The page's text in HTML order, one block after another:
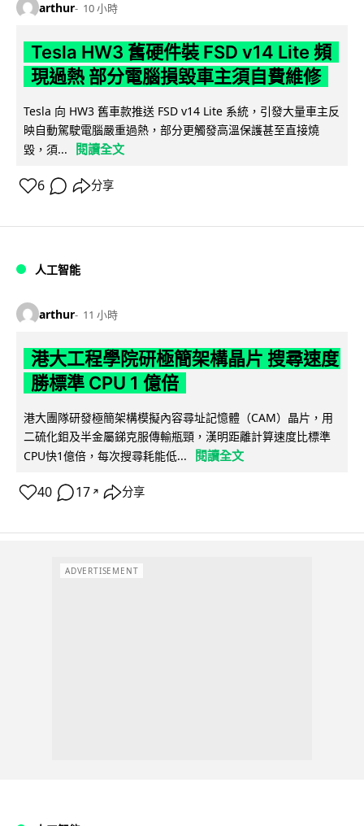
arthur 10 小時
Tesla HW3 舊硬件裝 FSD v14 Lite 頻
現過熱 部分電腦損毀車主須自費維修
Tesla 向 HW3 舊車款推送 FSD v14 Lite 系統，引發大量車主反
映自動駕駛電腦嚴重過熱，部分更觸發高溫保護甚至直接燒
毀，須...
閱讀全文
6 分享
人工智能
arthur 11 小時
港大工程學院研極簡架構晶片 搜尋速度
勝標準 CPU 1 億倍
港大團隊研發極簡架構模擬內容尋址記憶體（CAM）晶片，用
二硫化鉬及半金屬銻克服傳輸瓶頸，漢明距離計算速度比標準
CPU快1億倍，每次搜尋耗能低...
閱讀全文
40 17 ↗ 分享
ADVERTISEMENT